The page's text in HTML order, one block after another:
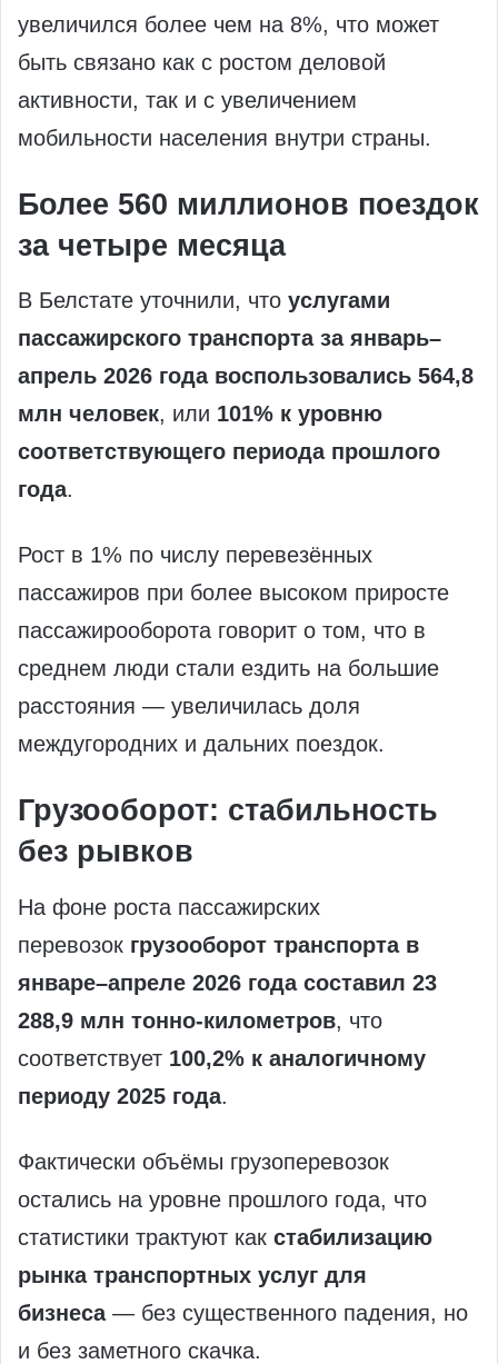
увеличился более чем на 8%, что может
быть связано как с ростом деловой
активности, так и с увеличением
мобильности населения внутри страны.
Более 560 миллионов поездок
за четыре месяца
В Белстате уточнили, что услугами
пассажирского транспорта за январь–
апрель 2026 года воспользовались 564,8
млн человек, или 101% к уровню
соответствующего периода прошлого
года.
Рост в 1% по числу перевезённых
пассажиров при более высоком приросте
пассажирооборота говорит о том, что в
среднем люди стали ездить на большие
расстояния — увеличилась доля
междугородних и дальних поездок.
Грузооборот: стабильность
без рывков
На фоне роста пассажирских
перевозок грузооборот транспорта в
январе–апреле 2026 года составил 23
288,9 млн тонно-километров, что
соответствует 100,2% к аналогичному
периоду 2025 года.
Фактически объёмы грузоперевозок
остались на уровне прошлого года, что
статистики трактуют как стабилизацию
рынка транспортных услуг для
бизнеса— без существенного падения, но
и без заметного скачка.